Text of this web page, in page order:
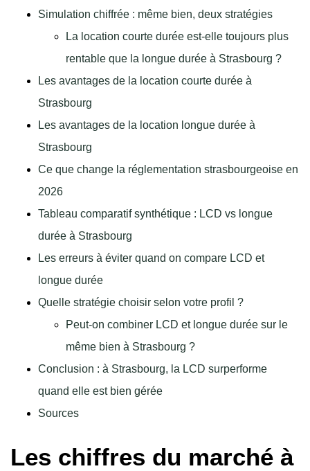
Simulation chiffrée : même bien, deux stratégies
La location courte durée est-elle toujours plus
rentable que la longue durée à Strasbourg ?
Les avantages de la location courte durée à
Strasbourg
Les avantages de la location longue durée à
Strasbourg
Ce que change la réglementation strasbourgeoise en
2026
Tableau comparatif synthétique : LCD vs longue
durée à Strasbourg
Les erreurs à éviter quand on compare LCD et
longue durée
Quelle stratégie choisir selon votre profil ?
Peut-on combiner LCD et longue durée sur le
même bien à Strasbourg ?
Conclusion : à Strasbourg, la LCD surperforme
quand elle est bien gérée
Sources
Les chiffres du marché à